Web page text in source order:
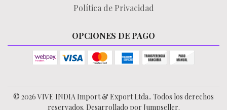
Política de Privacidad
OPCIONES DE PAGO
© 2026 VIVE INDIA Import & Export Ltda.. Todos los derechos
reservados. Desarrollado por Jumpseller.